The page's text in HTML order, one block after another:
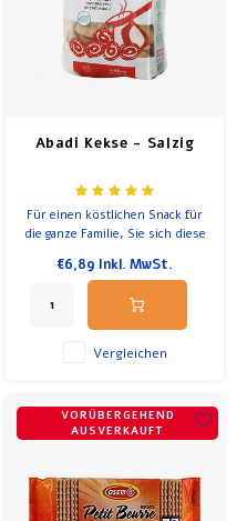
Abadi Kekse - Salzig
Für einen köstlichen Snack für
die ganze Familie, Sie sich diese
Häppchen von Abadi. Jeder
Rezept aus dem Nahen Osten
hergestellt und hat eine
wunderbare Textur und einen
€6,89 Inkl. MwSt.
Vergleichen
VORÜBERGEHEND
AUSVERKAUFT